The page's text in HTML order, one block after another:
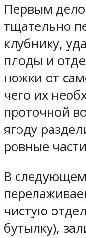
Первым
тщательно
клубнику,
плоды и
ножки от
чего их
проточной
ягоду
ровные
В следующем
чистую
бутылку),